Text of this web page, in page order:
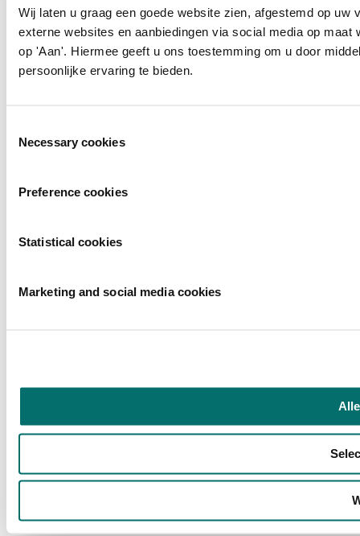
Wij laten u graag een goede website zien, afgestemd op
externe websites en aanbiedingen via social media op
op 'Aan'. Hiermee geeft u ons toestemming om u door
persoonlijke ervaring te bieden.
Necessary cookies
Preference cookies
Statistical cookies
Marketing and social media cookies
Cookieverklaring
© Copyright